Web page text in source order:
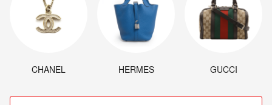
CHANEL HERMES GUCCI